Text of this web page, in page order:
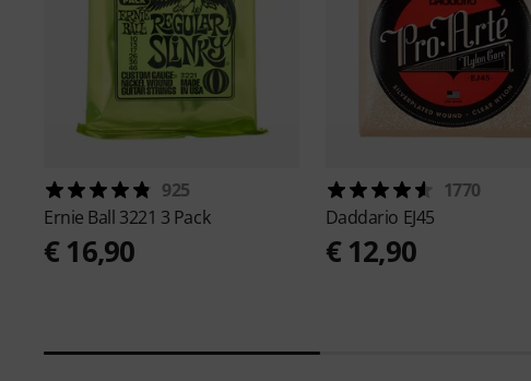
925
Ernie Ball 3221 3 Pack
€ 16,90
1770
Daddario EJ45
€ 12,90